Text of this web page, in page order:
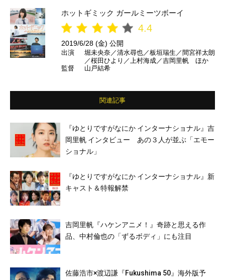
ホットギミック ガールミーツボーイ
4.4
2019/6/28 (金) 公開
出演
堀未央奈／清水尋也／板垣瑞生／間宮祥太朗
／桜田ひより／上村海成／吉岡里帆 ほか
監督
山戸結希
関連記事
『ゆとりですがなにか インターナショナル』吉
岡里帆 インタビュー あの３人が並ぶ「エモー
ショナル」
『ゆとりですがなにか インターナショナル』新
キャスト＆特報解禁
吉岡里帆『ハケンアニメ！』奇跡と思える作
品、中村倫也の「ずるボディ」にも注目
佐藤浩市×渡辺謙『Fukushima 50』海外版予